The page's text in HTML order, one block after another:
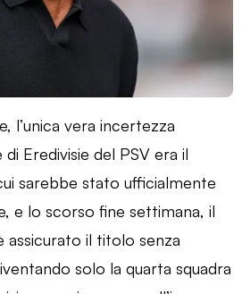
l’unica vera incertezza
Eredivisie del PSV era il
sarebbe stato ufficialmente
e lo scorso fine settimana, il
assicurato il titolo senza
solo la quarta squadra